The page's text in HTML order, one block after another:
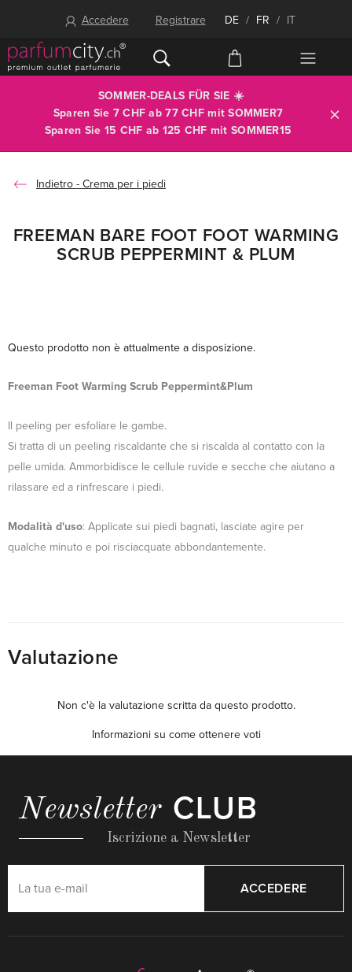
Accedere Registrare DE / FR / IT
SOMMER-DEALS FÜR SIE ☀️
Sparen Sie 7 CHF ab 77 CHF mitSOMMER7
Sparen Sie 15 CHF ab 125 CHF mit SOMMER15
Crema per i piedi
FREEMAN BARE FOOT FOOT WARMING
SCRUB PEPPERMINT & PLUM
Questo prodotto non è attualmente a disposizione.
Freeman Foot Warming Scrub Peppermint&Plum
Il peeling per esfoliare le gambe.
Si tratta di un peeling riscaldante che si riscalda al contatto con la
pelle umida. Ammorbidisce le cellule ruvide e secche che aiutano a
rilassare ed a rinfrescare i piedi.
Modalità d'uso: Applicate sui piedi bagnati, lasciate agire per
qualche minuto e poi risciacquate abbondantemente.
Valutazione
Non c'è la valutazione scritta da questo prodotto.
Informazioni su come ottenere voti
Newsletter CLUB
Iscrizione a Newsletter
ACCEDERE